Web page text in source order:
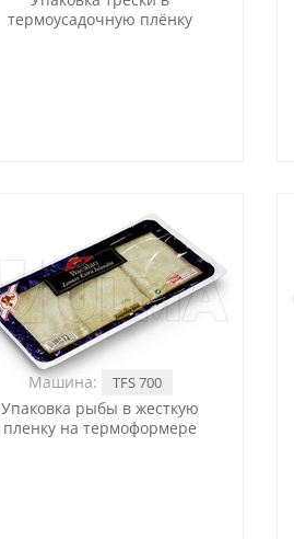
термоусадочную плёнку
Упаковка рыбы в жесткую
пленку на термоформере
Машина: TFS 700